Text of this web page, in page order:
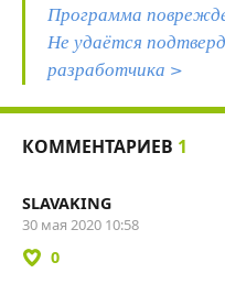
Программа
Не удаётся
разработчика >
КОММЕНТАРИЕВ 1
SLAVAKING
30 мая 2020 10:58
0